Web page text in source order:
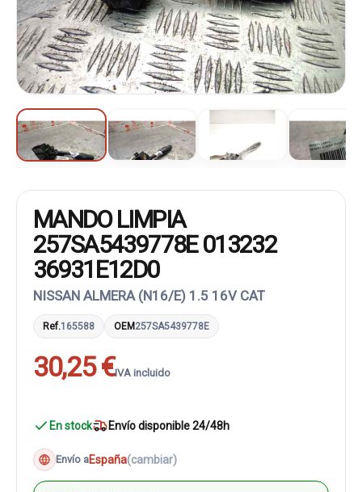
MANDO LIMPIA
257SA5439778E 013232
36931E12D0
NISSAN ALMERA (N16/E) 1.5 16V CAT
Ref.165588 OEM257SA5439778E
30,25 €IVA incluido
En stock Envío disponible 24/48h
Envío aEspaña(cambiar)